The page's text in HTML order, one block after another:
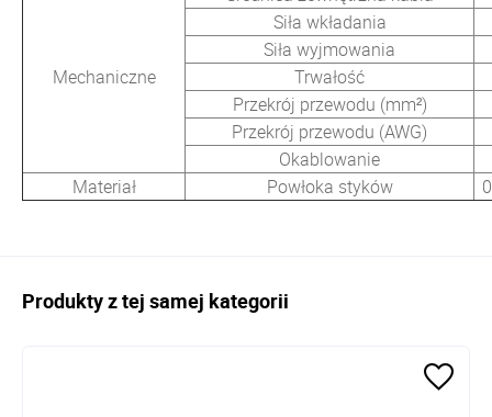
Mechaniczne
Siła wkładania
Siła wyjmowania
Trwałość
Przekrój przewodu (mm²)
Przekrój przewodu (AWG)
Okablowanie
Materiał
Powłoka styków
Produkty z tej samej kategorii